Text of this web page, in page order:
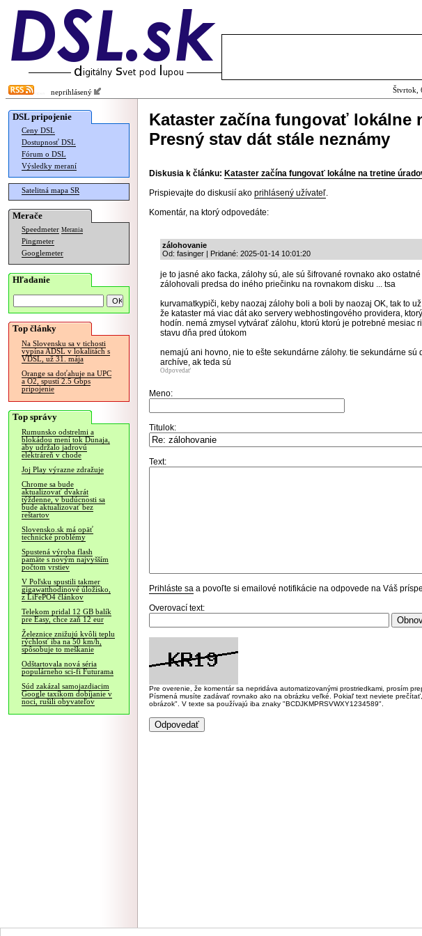
neprihlásený Štvrtok,
DSL pripojenie
Ceny DSL
Dostupnosť DSL
Fórum o DSL
Výsledky meraní
Satelitná mapa SR
Merače
Speedmeter Merania
Pingmeter
Googlemeter
Hľadanie
Top články
Na Slovensku sa v tichosti
vypína ADSL v lokalitách s
VDSL, už 31. mája
Orange sa doťahuje na UPC
a O2, spustí 2.5 Gbps
pripojenie
Top správy
Rumunsko odstrelmi a
blokádou mení tok Dunaja,
aby udržalo jadrovú
elektráreň v chode
Joj Play výrazne zdražuje
Chrome sa bude
aktualizovať dvakrát
týždenne, v budúcnosti sa
bude aktualizovať bez
reštartov
Slovensko.sk má opäť
technické problémy
Spustená výroba flash
pamäte s novým najvyšším
počtom vrstiev
V Poľsku spustili takmer
gigawatthodinové úložisko,
z LiFePO4 článkov
Telekom pridal 12 GB balík
pre Easy, chce zaň 12 eur
Železnice znižujú kvôli teplu
rýchlosť iba na 50 km/h,
spôsobuje to meškanie
Odštartovala nová séria
populárneho sci-fi Futurama
Súd zakázal samojazdiacim
Google taxíkom dobíjanie v
noci, rušili obyvateľov
Kataster začína fungovať lokálne
Presný stav dát stále neznámy
Diskusia k článku: Kataster začína fungovať lokálne na tretine
Prispievajte do diskusií ako prihlásený užívateľ.
Komentár, na ktorý odpovedáte:
zálohovanie
Od: fasinger | Pridané: 2025-01-14 10:01:20
je to jasné ako facka, zálohy sú, ale sú šifrované rovnako ako
zálohovali predsa do iného priečinku na rovnakom disku ... tsa
kurvamatkypiči, keby naozaj zálohy boli a boli by naozaj OK, tak to
že kataster má viac dát ako servery webhostingového providera,
hodín. nemá zmysel vytvárať zálohu, ktorú ktorú je potrebné mesiac
stavu dňa pred útokom
nemajú ani hovno, nie to ešte sekundárne zálohy. tie sekundárne sú
archíve, ak teda sú
Odpovedať
Meno:
Titulok:
Text:
Prihláste sa a povoľte si emailové notifikácie na odpovede na Váš
Overovací text:
Pre overenie, že komentár sa nepridáva automatizovanými prostriedkami, prosím
Písmená musíte zadávať rovnako ako na obrázku veľké. Pokiaľ text neviete
obrázok". V texte sa používajú iba znaky "BCDJKMPRSVWXY1234589".